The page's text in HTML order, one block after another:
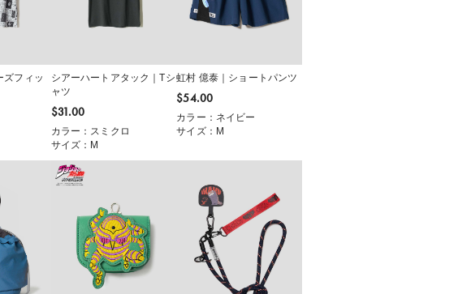
ズフィッ
シアーハートアタック｜Tシ
ャツ
$‌31.00
カラー：スミクロ
サイズ：M
虹村 億泰｜ショートパンツ
$‌54.00
カラー：ネイビー
サイズ：M